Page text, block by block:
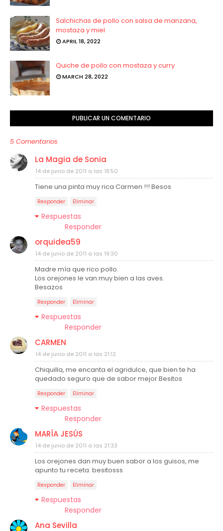
Salchichas de pollo con salsa de manzana,
mostaza y miel
APRIL 18, 2022
Quiche de pollo con mostaza y curry
MARCH 28, 2022
PUBLICAR UN COMENTARIO
5 Comentarios
La Magia de Sonia
14 de junio de 2011 a las 18:50
Tiene una pinta muy rica Carmen !!! Besos
Responder Eliminar
Respuestas
Responder
orquidea59
14 de junio de 2011 a las 19:30
Madre mía que rico pollo.
Los orejones le van muy bien a las aves.
Besazos
Responder Eliminar
Respuestas
Responder
CARMEN
14 de junio de 2011 a las 21:12
Chiquilla, me encanta el agridulce, que bien te ha
quedado seguro que de sabor mejor.Besitos
Responder Eliminar
Respuestas
Responder
MARÍA JESÚS
14 de junio de 2011 a las 21:33
Los orejones dan muy buen sabor a los guisos, me
apunto tu receta. besitosss
Responder Eliminar
Respuestas
Responder
Ana Sevilla